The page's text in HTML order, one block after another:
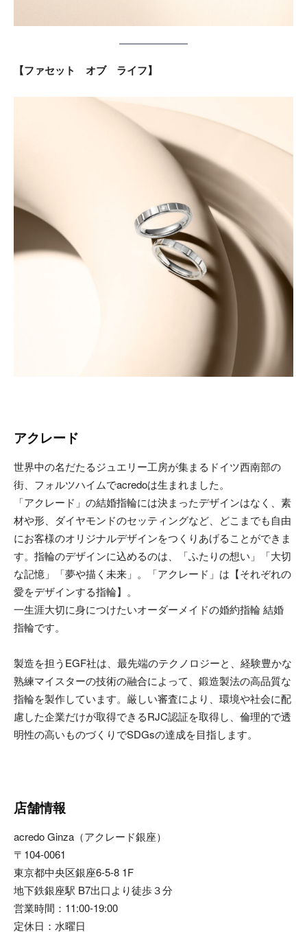
【ファセット オブ ライフ】
アクレード
世界中の名だたるジュエリー工房が集まるドイツ西南部の
街、フォルツハイムでacredoは生まれました。
「アクレード」の結婚指輪には決まったデザインはなく、素
材や形、ダイヤモンドのセッティングなど、どこまでも自由
にお客様のオリジナルデザインをつくりあげることができま
す。指輪のデザインに込めるのは、「ふたりの想い」「大切
な記憶」「夢や描く未来」。「アクレード」は【それぞれの
愛をデザインする指輪】。
一生涯大切に身につけたいオーダーメイドの婚約指輪 結婚
指輪です。
製造を担うEGF社は、最先端のテクノロジーと、経験豊かな
熟練マイスターの技術の融合によって、鍛造製法の高品質な
指輪を製作しています。厳しい審査により、環境や社会に配
慮した企業だけが取得できるRJC認証を取得し、倫理的で透
明性の高いものづくりでSDGsの達成を目指します。
店舗情報
acredo Ginza（アクレード銀座）
〒104-0061
東京都中央区銀座6-5-8 1F
地下鉄銀座駅 B7出口より徒歩３分
営業時間：11:00-19:00
定休日：水曜日